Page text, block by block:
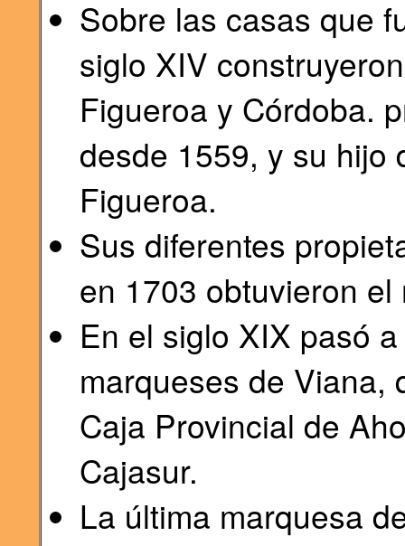
Sobre las casas que
siglo XIV
Figueroa y Córdoba.
desde 1559, y su hijo
Figueroa.
Sus diferentes
en 1703 obtuvieron
En el siglo XIX pasó
marqueses de Viana,
Caja Provincial de
Cajasur.
La última marquesa